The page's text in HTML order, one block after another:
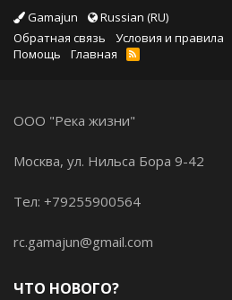
Gamajun
Russian (RU)
Обратная связь
Условия и правила
Помощь
Главная
ООО "Река жизни"
Москва, ул. Нильса Бора 9-42
Тел: +79255900564
rc.gamajun@gmail.com
ЧТО НОВОГО?